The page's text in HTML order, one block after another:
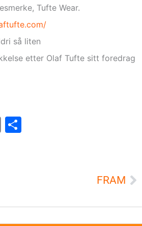
Tufte Wear.
så liten
etter Olaf Tufte sitt foredrag
Print
FRAM